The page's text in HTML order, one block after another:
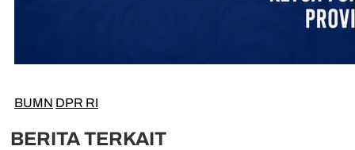
BUMN DPR RI
BERITA TERKAIT